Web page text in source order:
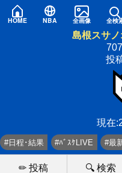
HOME NBA 全画像 全検
島根スサ
投
現在
#日程･結果 #ﾊﾞｽｹLIVE #最
✏ 投稿 🔍 検索